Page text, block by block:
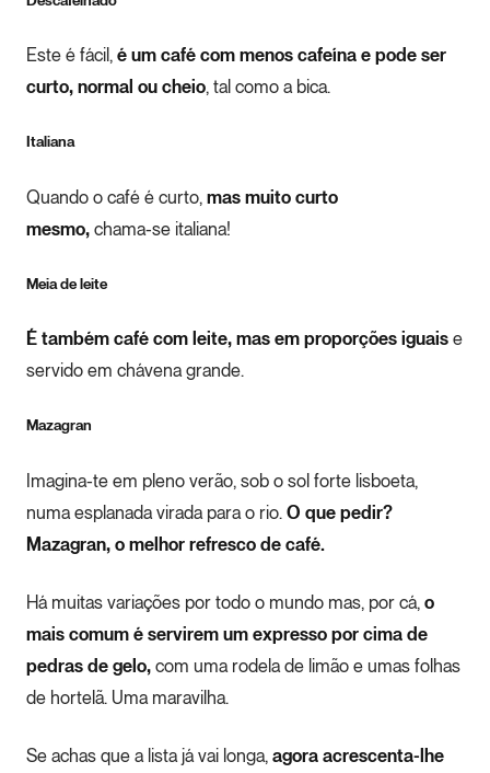
Este é fácil, é um café com menos cafeína e pode ser
curto, normal ou cheio, tal como a bica.
Italiana
Quando o café é curto, mas muito curto
mesmo, chama-se italiana!
Meia de leite
É também café com leite, mas em proporções iguais e
servido em chávena grande.
Mazagran
Imagina-te em pleno verão, sob o sol forte lisboeta,
numa esplanada virada para o rio. O que pedir?
Mazagran, o melhor refresco de café.
Há muitas variações por todo o mundo mas, por cá, o
mais comum é servirem um expresso por cima de
pedras de gelo, com uma rodela de limão e umas folhas
de hortelã. Uma maravilha.
Se achas que a lista já vai longa, agora acrescenta-lhe